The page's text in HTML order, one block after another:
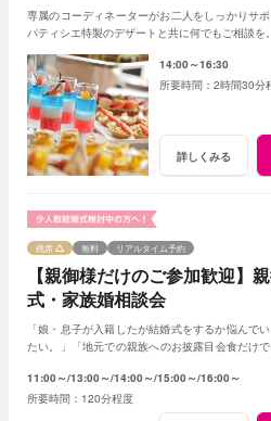
専属のコーディネーターがお二人をしっかりサ
パティシエ特製のデザートと共に何でもご相談を。
14:00～16:30
2時間30分
詳しくみる
【親御様だけのご参加歓迎】
式・家族婚相談会
残席 無料 リアルタイム予約
「娘・息子が入籍したが結婚式をするか悩んで
たい。」「地元での親族へのお披露目会食だけ
11:00～ 13:00～ 14:00～ 15:00～ 16:00～
120分程度